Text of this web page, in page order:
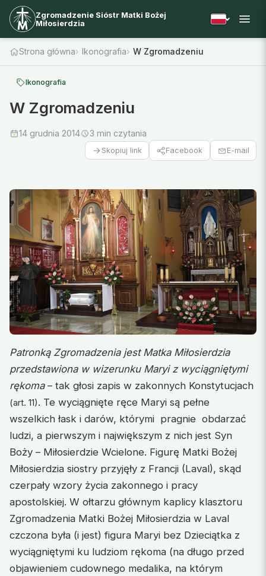
Zgromadzenie Sióstr Matki Bożej
Miłosierdzia
Strona główna Ikonografia W Zgromadzeniu
Ikonografia
W Zgromadzeniu
14 grudnia 2014 3 min czytania
Skopiuj link Facebook E-mail
Patronką Zgromadzenia jest Matka Miłosierdzia
przedstawiona w wizerunku Maryi z wyciągniętymi
rękoma– tak głosi zapis w zakonnych Konstytucjach
(art. 11). Te wyciągnięte ręce Maryi są pełne
wszelkich łask i darów, którymi pragnie obdarzać
ludzi, a pierwszym i największym z nich jest Syn
Boży – Miłosierdzie Wcielone. Figurę Matki Bożej
Miłosierdzia siostry przyjęły z Francji (Laval), skąd
czerpały wzory życia zakonnego i pracy
apostolskiej. W ołtarzu głównym kaplicy klasztoru
Zgromadzenia Matki Bożej Miłosierdzia w Laval
czczona była (i jest) figura Maryi bez Dzieciątka z
wyciągniętymi ku ludziom rękoma (na długo przed
objawieniem cudownego medalika, na którym